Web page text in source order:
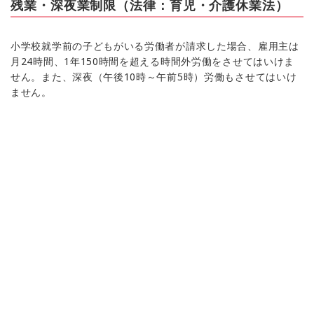
残業・深夜業制限（法律：育児・介護休業法）
小学校就学前の子どもがいる労働者が請求した場合、雇用主は
月24時間、1年150時間を超える時間外労働をさせてはいけま
せん。また、深夜（午後10時～午前5時）労働もさせてはいけ
ません。